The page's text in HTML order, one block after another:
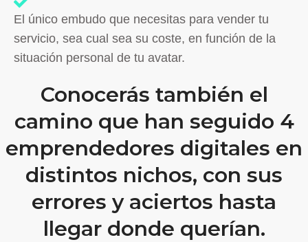
El único embudo que necesitas para vender tu
servicio, sea cual sea su coste, en función de la
situación personal de tu avatar.
Conocerás también el
camino que han seguido 4
emprendedores digitales en
distintos nichos, con sus
errores y aciertos hasta
llegar donde querían.